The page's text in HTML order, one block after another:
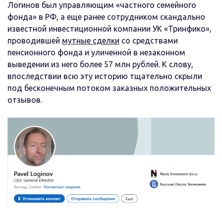
Логинов был управляющим «частного семейного
фонда» в РФ, а еще ранее сотрудником скандально
известной инвестиционной компании УК «Тринфико»,
проводившей мутные сделки со средствами
пенсионного фонда и уличенной в незаконном
выведении из него более 57 млн рублей. К слову,
впоследствии всю эту историю тщательно скрыли
под бесконечным потоком заказных положительных
отзывов.